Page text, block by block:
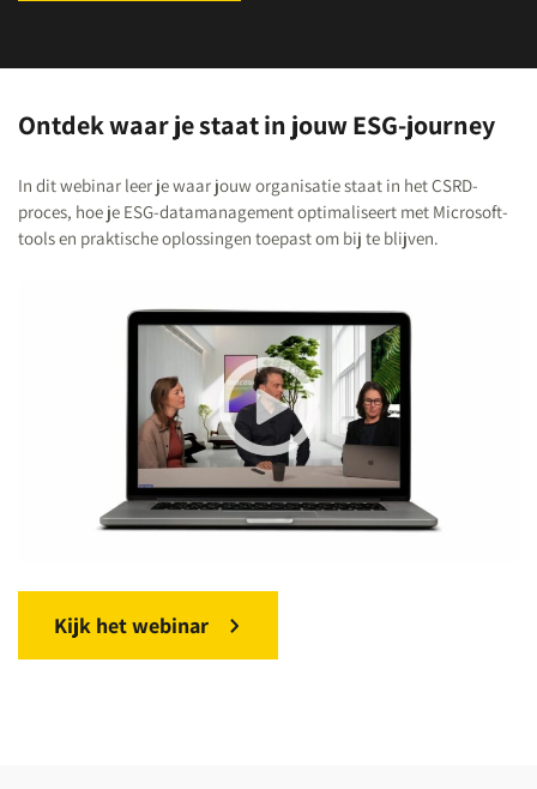
Ontdek waar je staat in jouw ESG-journey
In dit webinar leer je waar jouw organisatie staat in het CSRD-
proces, hoe je ESG-datamanagement optimaliseert met Microsoft-
tools en praktische oplossingen toepast om bij te blijven.
Kijk het webinar